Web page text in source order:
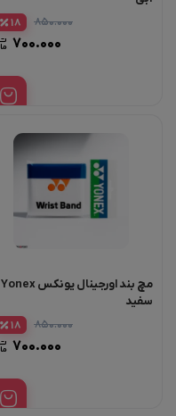
۸۵۰.۰۰۰
۷۰۰.۰۰۰
18
مچ بند اورجینال یونکس Yonex
سفید
۸۵۰.۰۰۰
۷۰۰.۰۰۰
18